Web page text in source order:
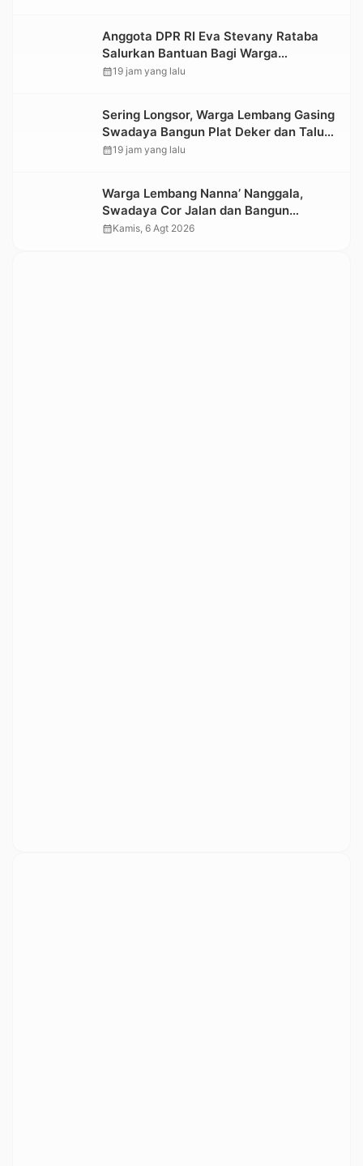
Anggota DPR RI Eva Stevany Rataba
Salurkan Bantuan Bagi Warga
Terdampak Longsor di Buntu Pepasan
calendar_month19 jam yang lalu
Sering Longsor, Warga Lembang Gasing
Swadaya Bangun Plat Deker dan Talut
Jalan Penghubung Antar Lembang
calendar_month19 jam yang lalu
Warga Lembang Nanna’ Nanggala,
Swadaya Cor Jalan dan Bangun
Jembatan
calendar_monthKamis, 6 Agt 2026